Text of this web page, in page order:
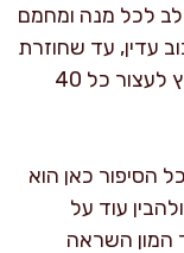
אני מוסיף 30–50 מ"ל חלב לכל מנה ומחמם
4–6 דקות, ערבוב עדין, עד שחוזרת
הקרמיות. במיקרוגל זה עובד, אבל מומלץ לעצור כל 40
כל הסיפור כאן הוא
עוד על
המון השראה